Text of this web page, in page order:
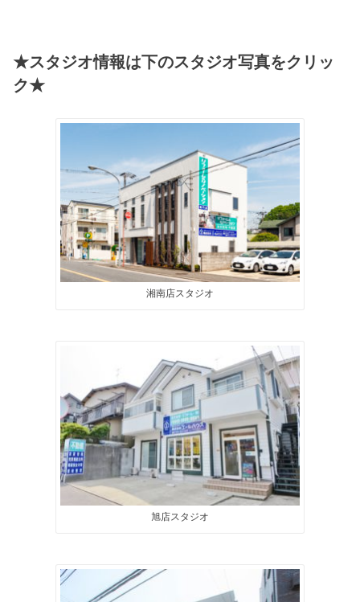
★スタジオ情報は下のスタジオ写真をクリッ
ク★
湘南店スタジオ
旭店スタジオ